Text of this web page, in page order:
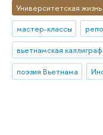
Университетская жизнь
мастер-классы
вьетнамская
поэзия Вьетнама